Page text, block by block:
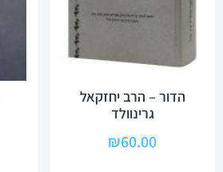
הדור – הרב יחזקאל
גרינוולד
₪60.00